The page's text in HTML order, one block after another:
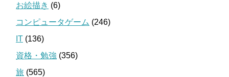
お絵描き (6)
コンピュータゲーム (246)
IT (136)
資格・勉強 (356)
旅 (565)